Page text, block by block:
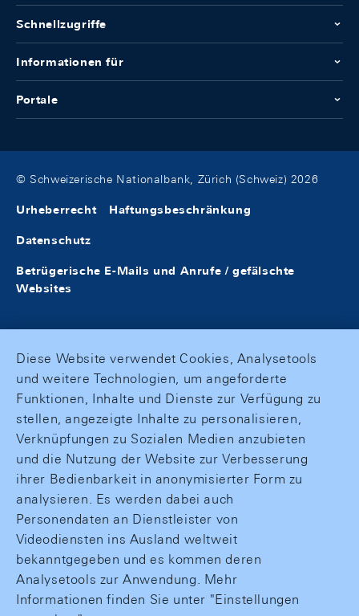
Schnellzugriffe
Informationen für
Portale
© Schweizerische Nationalbank, Zürich (Schweiz) 2026
Urheberrecht Haftungsbeschränkung
Datenschutz
Betrügerische E-Mails und Anrufe / gefälschte
Websites
Diese Website verwendet Cookies, Analysetools
und weitere Technologien, um angeforderte
Funktionen, Inhalte und Dienste zur Verfügung zu
stellen, angezeigte Inhalte zu personalisieren,
Verknüpfungen zu Sozialen Medien anzubieten
und die Nutzung der Website zur Verbesserung
ihrer Bedienbarkeit in anonymisierter Form zu
analysieren. Es werden dabei auch
Personendaten an Dienstleister von
Videodiensten ins Ausland weltweit
bekanntgegeben und es kommen deren
Analysetools zur Anwendung. Mehr
Informationen finden Sie unter "Einstellungen